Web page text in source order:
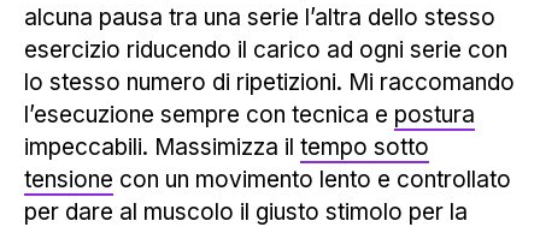
alcuna pausa tra una serie l’altra dello stesso
esercizio riducendo il carico ad ogni serie con
lo stesso numero di ripetizioni. Mi raccomando
l’esecuzione sempre con tecnica e postura
impeccabili. Massimizza il tempo sotto
tensione con un movimento lento e controllato
per dare al muscolo il giusto stimolo per la